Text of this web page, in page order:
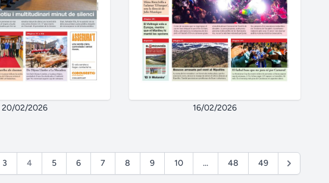
20/02/2026 16/02/2026
3 4 5 6 7 8 9 10 ... 48 49